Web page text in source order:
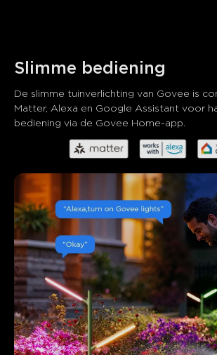
Slimme bediening
De slimme tuinverlichting van Govee is
Matter, Alexa en Google Assistant voor
bediening via de Govee Home-app.